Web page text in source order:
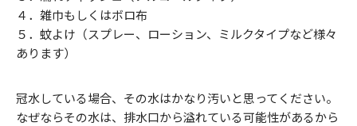
４．雑巾もしくはボロ布
５．蚊よけ（スプレー、ローション、ミルクタイプなど様々
あります）
冠水している場合、その水はかなり汚いと思ってください。
なぜならその水は、排水口から溢れている可能性があるから